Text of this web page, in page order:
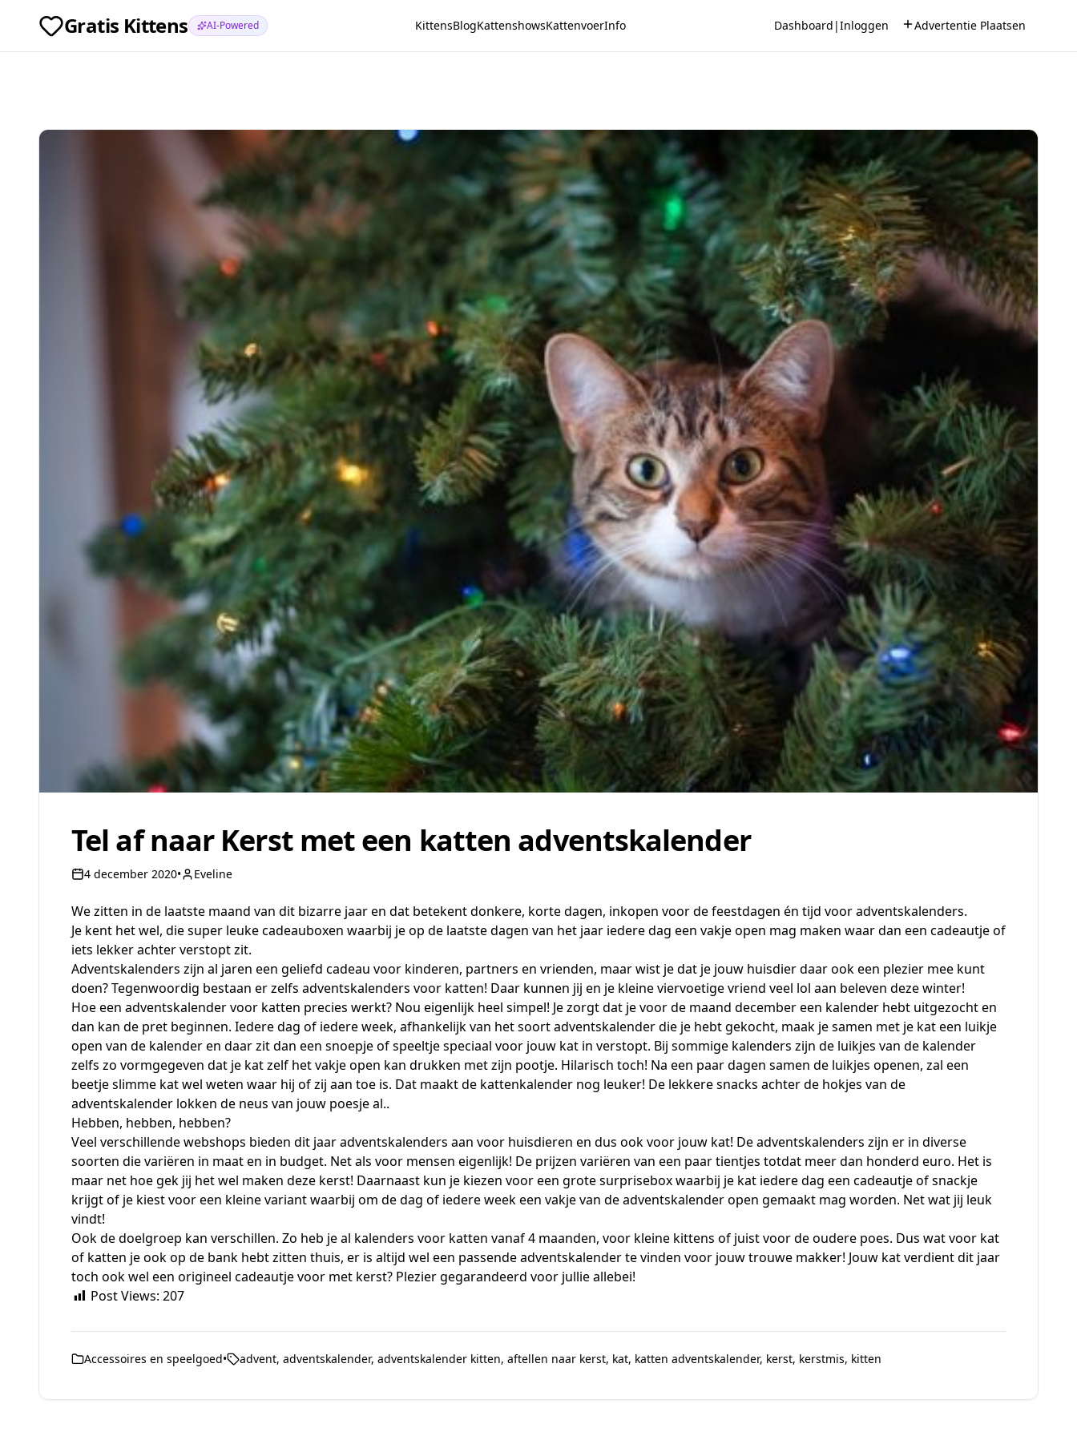
Gratis Kittens AI-Powered KittensBlogKattenshowsKattenvoerInfo Dashboard |Inloggen Advertentie Plaatsen
Tel af naar Kerst met een katten adventskalender
4 december 2020• Eveline
We zitten in de laatste maand van dit bizarre jaar en dat betekent donkere, korte dagen, inkopen voor de feestdagen én tijd voor adventskalenders.
Je kent het wel, die super leuke cadeauboxen waarbij je op de laatste dagen van het jaar iedere dag een vakje open mag maken waar dan een cadeautje of
iets lekker achter verstopt zit.
Adventskalenders zijn al jaren een geliefd cadeau voor kinderen, partners en vrienden, maar wist je dat je jouw huisdier daar ook een plezier mee kunt
doen? Tegenwoordig bestaan er zelfs adventskalenders voor katten! Daar kunnen jij en je kleine viervoetige vriend veel lol aan beleven deze winter!
Hoe een adventskalender voor katten precies werkt? Nou eigenlijk heel simpel! Je zorgt dat je voor de maand december een kalender hebt uitgezocht en
dan kan de pret beginnen. Iedere dag of iedere week, afhankelijk van het soort adventskalender die je hebt gekocht, maak je samen met je kat een luikje
open van de kalender en daar zit dan een snoepje of speeltje speciaal voor jouw kat in verstopt. Bij sommige kalenders zijn de luikjes van de kalender
zelfs zo vormgegeven dat je kat zelf het vakje open kan drukken met zijn pootje. Hilarisch toch! Na een paar dagen samen de luikjes openen, zal een
beetje slimme kat wel weten waar hij of zij aan toe is. Dat maakt de kattenkalender nog leuker! De lekkere snacks achter de hokjes van de
adventskalender lokken de neus van jouw poesje al..
Hebben, hebben, hebben?
Veel verschillende webshops bieden dit jaar adventskalenders aan voor huisdieren en dus ook voor jouw kat! De adventskalenders zijn er in diverse
soorten die variëren in maat en in budget. Net als voor mensen eigenlijk! De prijzen variëren van een paar tientjes totdat meer dan honderd euro. Het is
maar net hoe gek jij het wel maken deze kerst! Daarnaast kun je kiezen voor een grote surprisebox waarbij je kat iedere dag een cadeautje of snackje
krijgt of je kiest voor een kleine variant waarbij om de dag of iedere week een vakje van de adventskalender open gemaakt mag worden. Net wat jij leuk
vindt!
Ook de doelgroep kan verschillen. Zo heb je al kalenders voor katten vanaf 4 maanden, voor kleine kittens of juist voor de oudere poes. Dus wat voor kat
of katten je ook op de bank hebt zitten thuis, er is altijd wel een passende adventskalender te vinden voor jouw trouwe makker! Jouw kat verdient dit jaar
toch ook wel een origineel cadeautje voor met kerst? Plezier gegarandeerd voor jullie allebei!
Post Views: 207
Accessoires en speelgoed• advent, adventskalender, adventskalender kitten, aftellen naar kerst, kat, katten adventskalender, kerst, kerstmis, kitten